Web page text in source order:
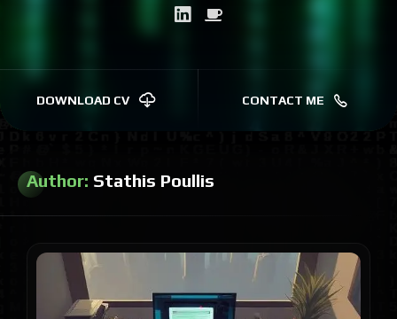
DOWNLOAD CV CONTACT ME
Author: Stathis Poullis